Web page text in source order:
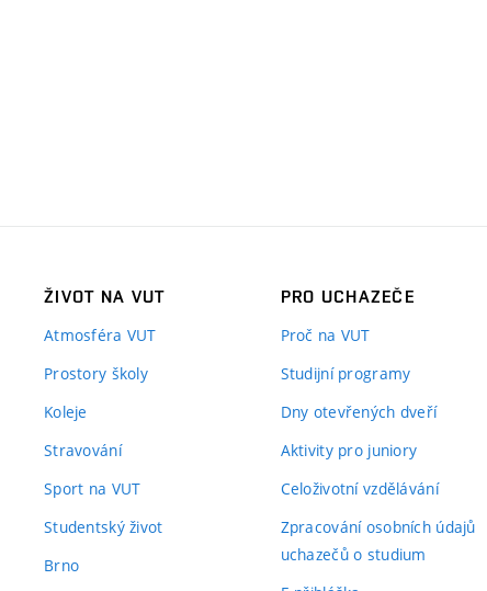
ŽIVOT NA VUT
Atmosféra VUT
Prostory školy
Koleje
Stravování
Sport na VUT
Studentský život
Brno
PRO UCHAZEČE
Proč na VUT
Studijní programy
Dny otevřených dveří
Aktivity pro juniory
Celoživotní vzdělávání
Zpracování osobních údajů
uchazečů o studium